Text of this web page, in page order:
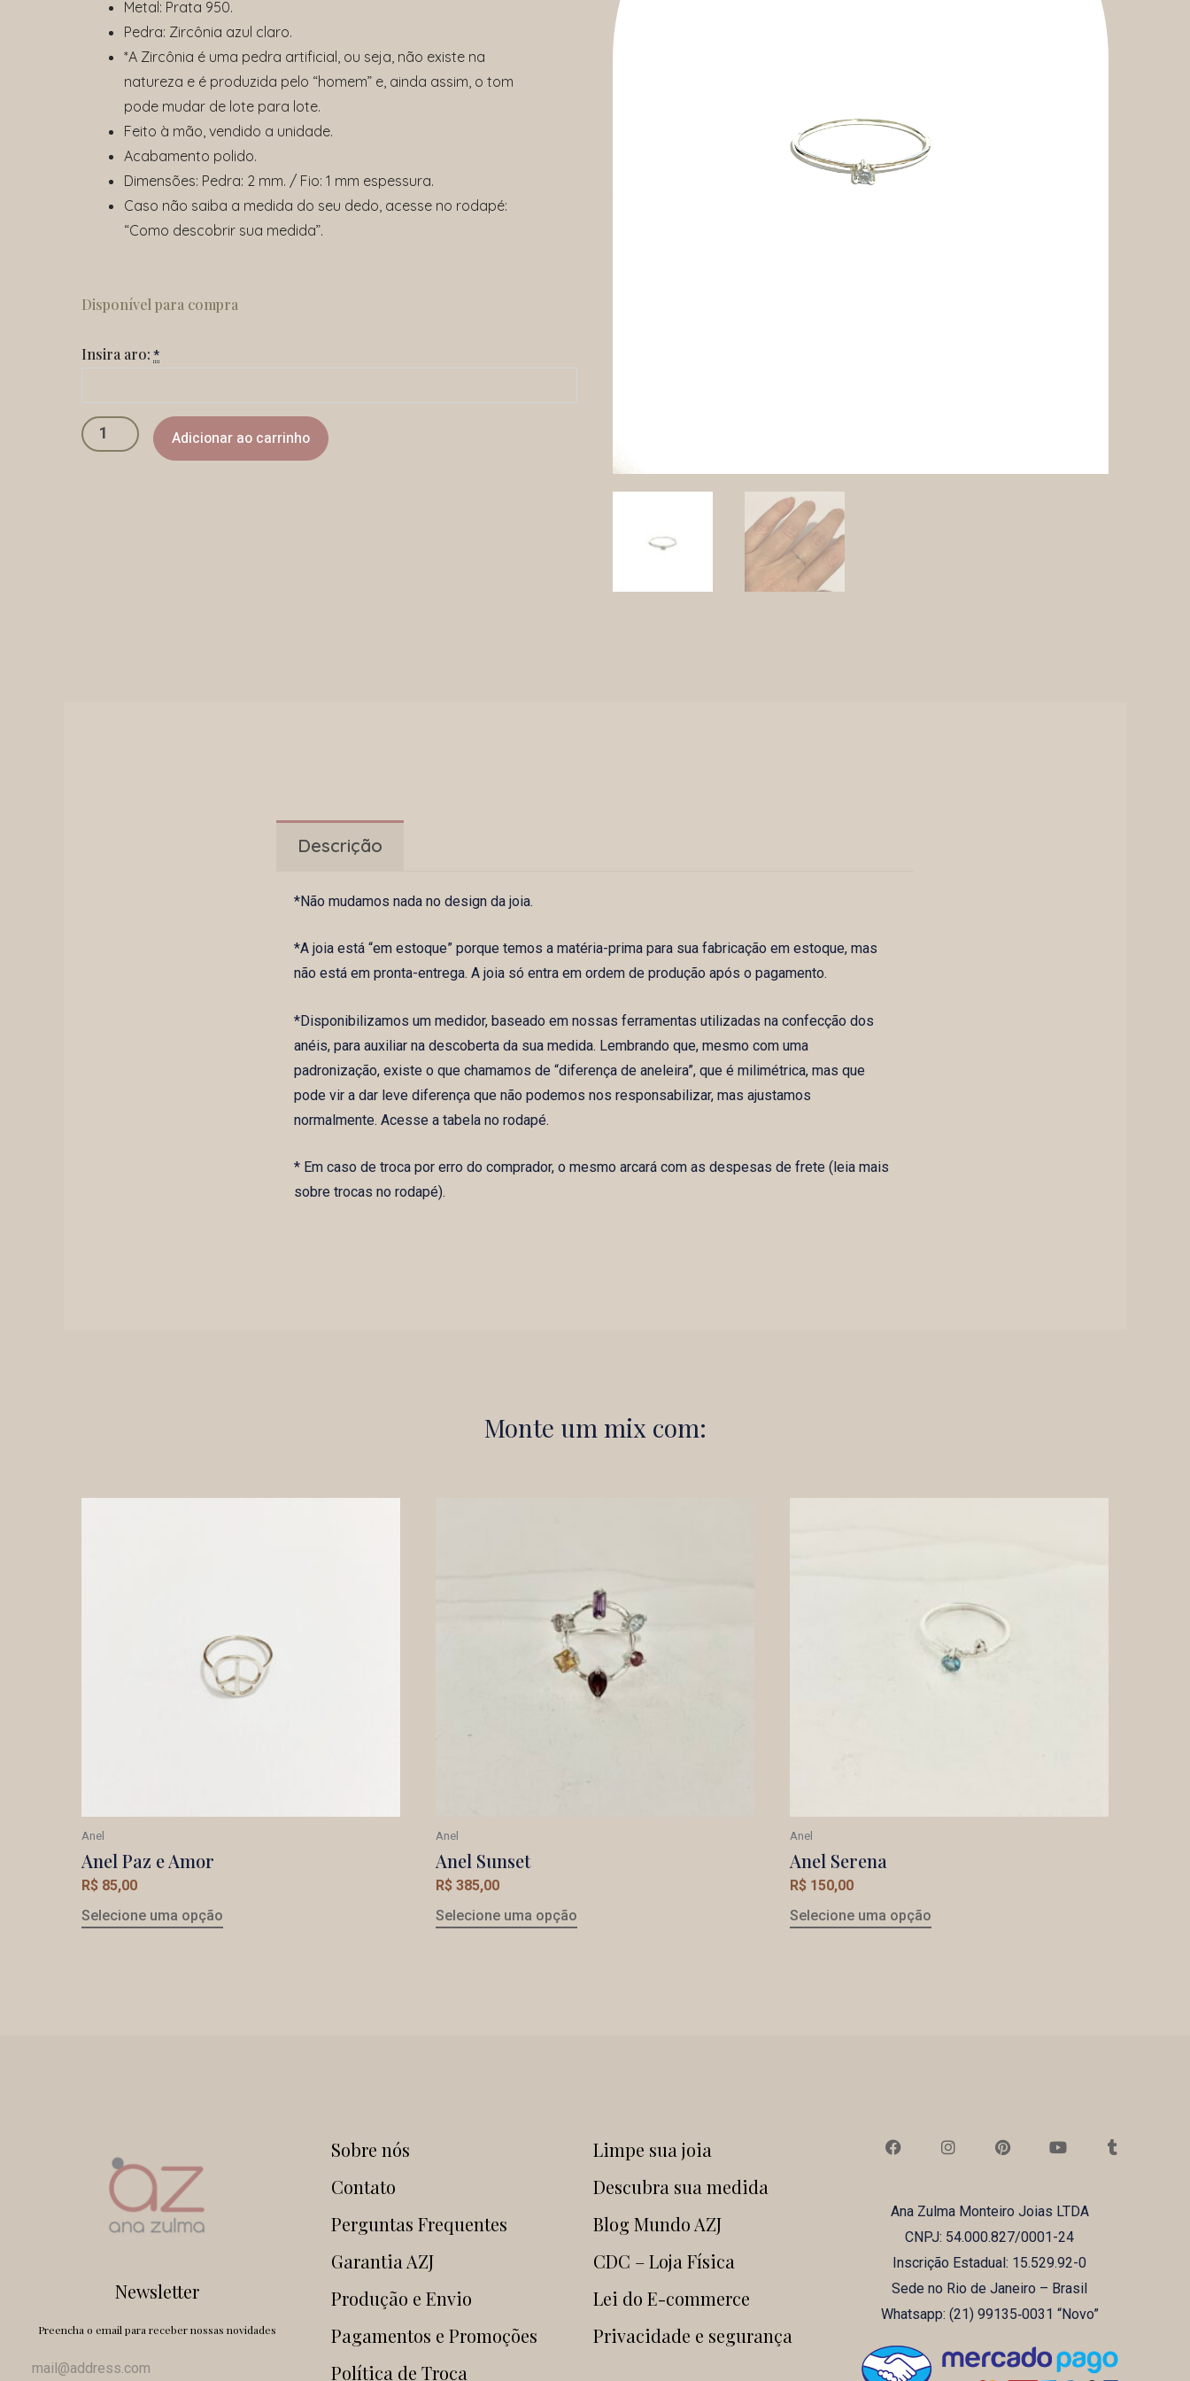
Metal: Prata 950.
Pedra: Zircônia azul claro.
*A Zircônia é uma pedra artificial, ou seja, não existe na
natureza e é produzida pelo “homem” e, ainda assim, o tom
pode mudar de lote para lote.
Feito à mão, vendido a unidade.
Acabamento polido.
Dimensões: Pedra: 2 mm. / Fio: 1 mm espessura.
Caso não saiba a medida do seu dedo, acesse no rodapé:
“Como descobrir sua medida”.
Disponível para compra
Insira aro: *
Baby
Blue
Adicionar ao carrinho
Descrição
*Não mudamos nada no design da joia.
*A joia está “em estoque” porque temos a matéria-prima para sua fabricação em estoque, mas
não está em pronta-entrega. A joia só entra em ordem de produção após o pagamento.
*Disponibilizamos um medidor, baseado em nossas ferramentas utilizadas na confecção dos
anéis, para auxiliar na descoberta da sua medida. Lembrando que, mesmo com uma
padronização, existe o que chamamos de “diferença de aneleira”, que é milimétrica, mas que
pode vir a dar leve diferença que não podemos nos responsabilizar, mas ajustamos
normalmente. Acesse a tabela no rodapé.
* Em caso de troca por erro do comprador, o mesmo arcará com as despesas de frete (leia mais
sobre trocas no rodapé).
Monte um mix com:
Anel
Anel Paz e Amor
R$ 85,00
Selecione uma opção
Anel
Anel Sunset
R$ 385,00
Selecione uma opção
Anel
Anel Serena
R$ 150,00
Selecione uma opção
Newsletter
Preencha o email para receber nossas novidades
Sobre nós
Contato
Perguntas Frequentes
Garantia AZJ
Produção e Envio
Pagamentos e Promoções
Política de Troca
Limpe sua joia
Descubra sua medida
Blog Mundo AZJ
CDC – Loja Física
Lei do E-commerce
Privacidade e segurança
a
o
n
g
r
a
m
i
r
e
s
t
o
b
e
u
Ana Zulma Monteiro Joias LTDA
CNPJ: 54.000.827/0001-24
Inscrição Estadual: 15.529.92-0
Sede no Rio de Janeiro – Brasil
Whatsapp: (21) ‪99135‑0031‬ “Novo”